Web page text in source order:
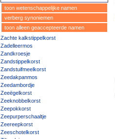
toon wetenschappelijke namen
verberg synoniemen
toon alleen geaccepteerde namen
Zachte kalkstippelkorst
Zadelleermos
Zandkroesje
Zandstippelkorst
Zandstuifmeelkorst
Zeedakpanmos
Zeedambordje
Zeeëgelkorst
Zeeknobbelkorst
Zeepokkorst
Zeepurperschaaltje
Zeereepkorst
Zeeschotelkorst